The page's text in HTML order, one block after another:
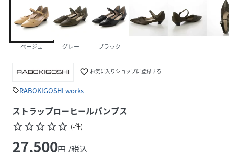
ベージュ グレー ブラック
favorite_border お気に入りショップに登録する
sellRABOKIGOSHI works
ストラップローヒールパンプス
star_borderstar_borderstar_borderstar_borderstar_border (-件)
27,500円 /税込